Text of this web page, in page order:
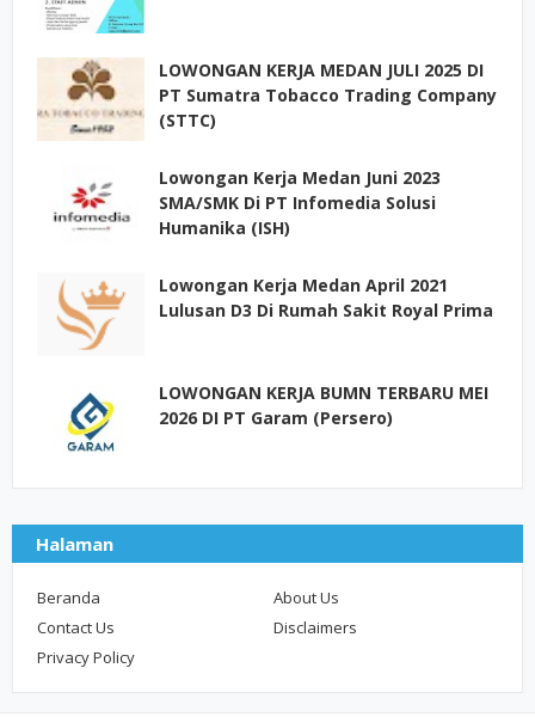
LOWONGAN KERJA MEDAN JULI 2025 DI
PT Sumatra Tobacco Trading Company
(STTC)
Lowongan Kerja Medan Juni 2023
SMA/SMK Di PT Infomedia Solusi
Humanika (ISH)
Lowongan Kerja Medan April 2021
Lulusan D3 Di Rumah Sakit Royal Prima
LOWONGAN KERJA BUMN TERBARU MEI
2026 DI PT Garam (Persero)
Halaman
Beranda
About Us
Contact Us
Disclaimers
Privacy Policy